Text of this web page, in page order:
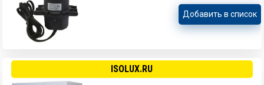
Добавить в список
ISOLUX.RU